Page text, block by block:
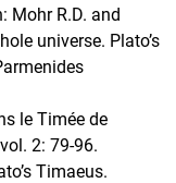
Mohr R.D. and
universe. Plato’s
le Timée de
2: 79-96.
Timaeus.